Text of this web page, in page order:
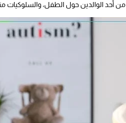
الوالدين حول الطفل، والسلوكيات